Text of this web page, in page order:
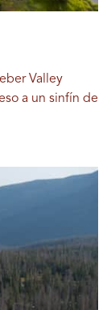
Valley
a un sinfín de